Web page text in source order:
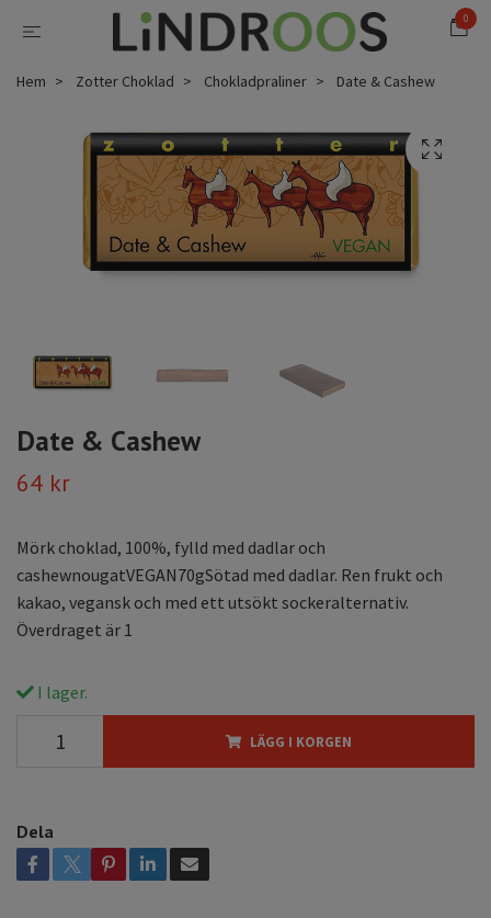
0
Hem Zotter Choklad Chokladpraliner Date & Cashew
Date & Cashew
64 kr
Mörk choklad, 100%, fylld med dadlar och
cashewnougatVEGAN70gSötad med dadlar. Ren frukt och
kakao, vegansk och med ett utsökt sockeralternativ.
Överdraget är 1
I lager.
LÄGG I KORGEN
Dela